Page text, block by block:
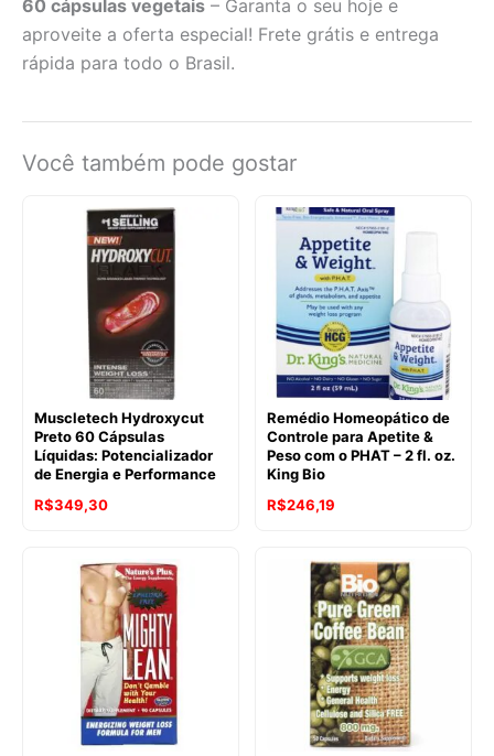
60 cápsulas vegetais – Garanta o seu hoje e
aproveite a oferta especial! Frete grátis e entrega
rápida para todo o Brasil.
Você também pode gostar
Muscletech Hydroxycut
Preto 60 Cápsulas
Líquidas: Potencializador
de Energia e Performance
R$349,30
Remédio Homeopático de
Controle para Apetite &
Peso com o PHAT – 2 fl. oz.
King Bio
R$246,19